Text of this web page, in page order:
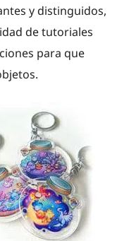
y distinguidos,
de tutoriales
para que